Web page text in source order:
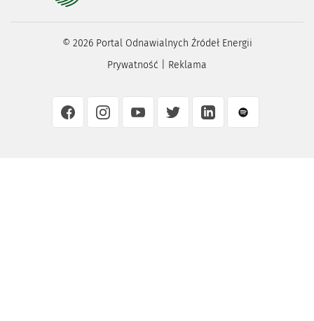
© 2026Portal Odnawialnych Źródeł Energii
Prywatność
Reklama